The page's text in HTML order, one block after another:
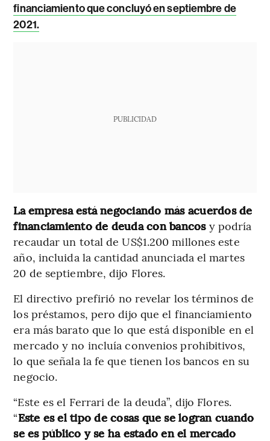
financiamiento que concluyó en septiembre de
2021.
PUBLICIDAD
La empresa está negociando más acuerdos de
financiamiento de deuda con bancosy podría
recaudar un total de US$1.200 millones este
año, incluida la cantidad anunciada el martes
20 de septiembre, dijo Flores.
El directivo prefirió no revelar los términos de
los préstamos, pero dijo que el financiamiento
era más barato que lo que está disponible en el
mercado y no incluía convenios prohibitivos,
lo que señala la fe que tienen los bancos en su
negocio.
“Este es el Ferrari de la deuda”, dijo Flores.
“Este es el tipo de cosas que se logran cuando
se es público y se ha estado en el mercado